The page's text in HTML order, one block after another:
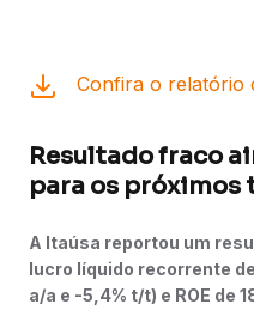
Confira o relatório
Resultado fraco
para os
A Itaúsa reportou um
lucro líquido recorrente
a/a e -5,4% t/t) e ROE de